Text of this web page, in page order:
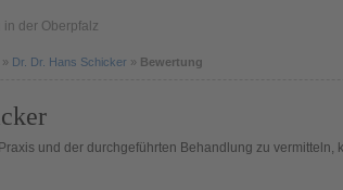
der Oberpfalz
» Dr. Dr. Hans Schicker » Bewertung
und der durchgeführten Behandlung zu vermitteln,